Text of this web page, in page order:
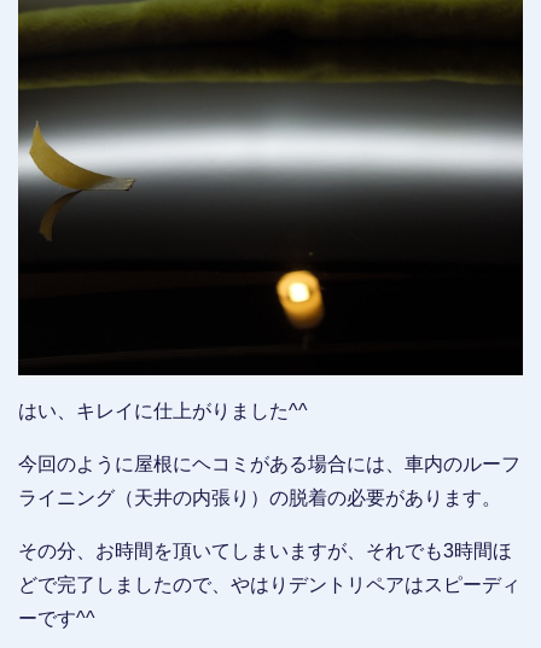
はい、キレイに仕上がりました^^
今回のように屋根にヘコミがある場合には、車内のルーフ
ライニング（天井の内張り）の脱着の必要があります。
その分、お時間を頂いてしまいますが、それでも3時間ほ
どで完了しましたので、やはりデントリペアはスピーディ
ーです^^